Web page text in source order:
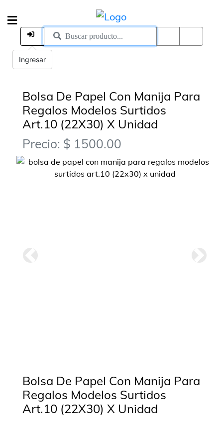
Bolsa De Papel Con Manija Para
Regalos Modelos Surtidos
Art.10 (22X30) X Unidad
Precio: $ 1500.00
Bolsa De Papel Con Manija Para
Regalos Modelos Surtidos
Art.10 (22X30) X Unidad
Ingresar